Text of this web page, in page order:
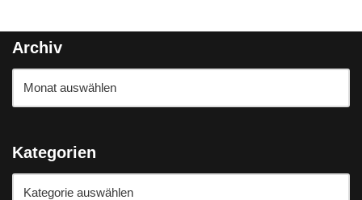
Archiv
Kategorien